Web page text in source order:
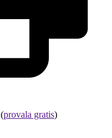
provala gratis)